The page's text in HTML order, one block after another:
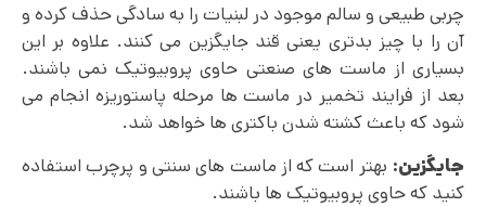
چربی طبیعی و سالم موجود در لبنیات را به سادگی حذف کرده و
آن را با چیز بدتری یعنی قند جایگزین می کنند. علاوه بر این
بسیاری از ماست های صنعتی حاوی پروبیوتیک نمی‌ باشند.
بعد از فرایند تخمیر در ماست ها مرحله پاستوریزه انجام می‌
شود که باعث کشته شدن باکتری ها خواهد شد.
جایگزین: بهتر است که از ماست های سنتی و پرچرب استفاده
کنید که حاوی پروبیوتیک ها باشند.